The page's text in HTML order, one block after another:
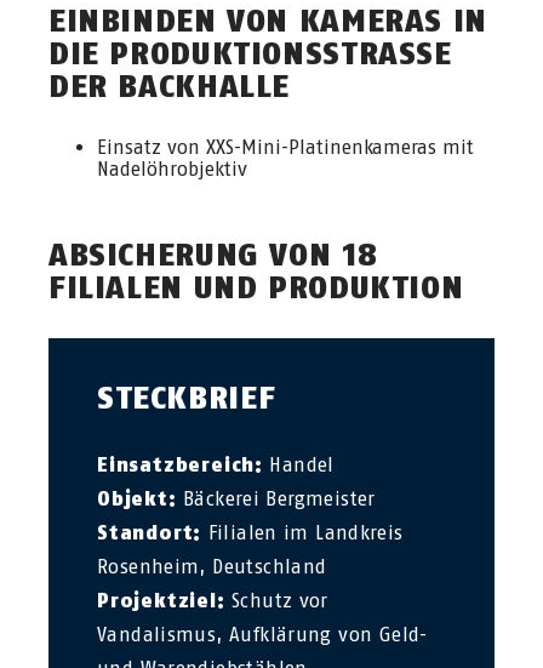
EINBINDEN VON KAMERAS IN
DIE PRODUKTIONSSTRASSE D
ER BACKHALLE
Einsatz von XXS-Mini-Platinenkameras mit
Nadelöhrobjektiv
ABSICHERUNG VON 18
FILIALEN UND PRODUKTION
STECKBRIEF
Einsatzbereich: Handel
Objekt: Bäckerei Bergmeister
Standort: Filialen im Landkreis
Rosenheim, Deutschland
Projektziel: Schutz vor
Vandalismus, Aufklärung von Geld-